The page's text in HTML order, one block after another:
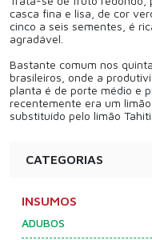
CATEGORIAS
INSUMOS
ADUBOS
casca fina e lisa, de cor
cinco a seis sementes, é
agradável.
Bastante comum nos
brasileiros, onde a
planta é de porte médio e
recentemente era um
substituído pelo limão Tahiti.